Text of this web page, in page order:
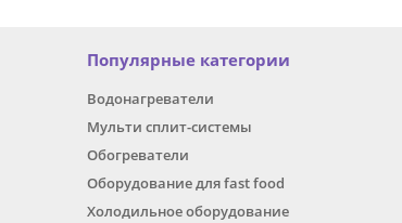
Популярные категории
Водонагреватели
Мульти сплит-системы
Обогреватели
Оборудование для fast food
Холодильное оборудование